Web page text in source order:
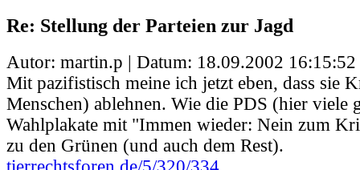
Re: Stellung der Parteien zur Jagd
Autor: martin.p | Datum: 18.09.2002 16:15:52
Mit pazifistisch meine ich jetzt eben, dass sie
Menschen) ablehnen. Wie die PDS (hier viele
Wahlplakate mit "Immen wieder: Nein zum
zu den Grünen (und auch dem Rest).
tierrechtsforen.de/5/320/334